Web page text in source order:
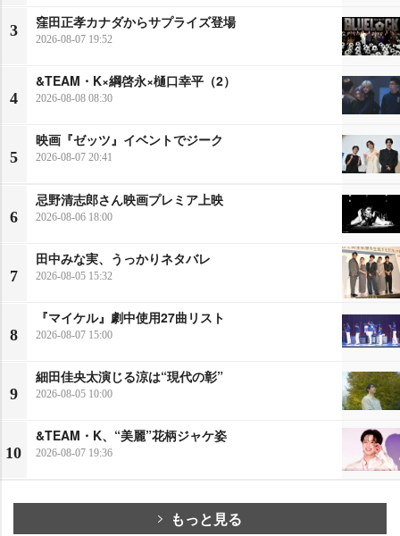
3
窪田正孝カナダからサプライズ登場
2026-08-07 19:52
4
&TEAM・K×綱啓永×樋口幸平（2）
2026-08-08 08:30
5
映画『ゼッツ』イベントでジーク
2026-08-07 20:41
6
忌野清志郎さん映画プレミア上映
2026-08-06 18:00
7
田中みな実、うっかりネタバレ
2026-08-05 15:32
8
『マイケル』劇中使用27曲リスト
2026-08-07 15:00
9
細田佳央太演じる涼は“現代の彰”
2026-08-05 10:00
10
&TEAM・K、“美麗”花柄ジャケ姿
2026-08-07 19:36
もっと見る